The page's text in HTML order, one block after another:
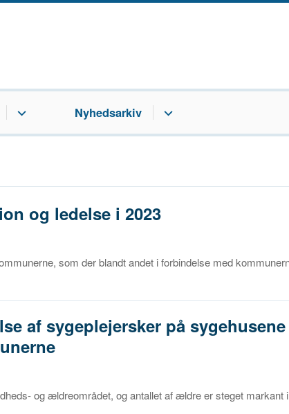
Nyhedsarkiv
og ledelse i 2023
som der blandt andet i forbindelse med
af sygeplejersker på
og ældreområdet, og antallet af ældre er steget markant